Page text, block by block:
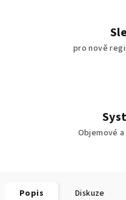
pro nově
Objemové
Popis Diskuze